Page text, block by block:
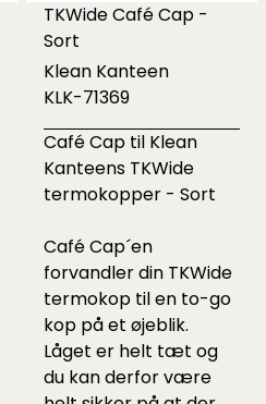
TKWide Café Cap -
Sort
Klean Kanteen
KLK-71369
Café Cap til Klean
Kanteens TKWide
termokopper - Sort
Café Cap´en
forvandler din TKWide
termokop til en to-go
kop på et øjeblik.
Låget er helt tæt og
du kan derfor være